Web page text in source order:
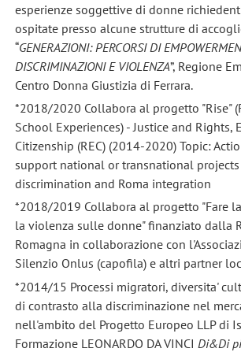
esperienze soggettive di donne
ospitate presso alcune strutture di
“GENERAZIONI: PERCORSI DI
DISCRIMINAZIONI E VIOLENZA”, Regione
Centro Donna Giustizia di Ferrara.
*2018/2020 Collabora al progetto "Rise"
School Experiences) - Justice and Rights,
Citizenship (REC) (2014-2020) Topic:
support national or transnational
discrimination and Roma integration
*2018/2019 Collabora al progetto "Fare
la violenza sulle donne" finanziato dalla
Romagna in collaborazione con
Silenzio Onlus (capofila) e altri partner
*2014/15 Processi migratori, diversita'
di contrasto alla discriminazione nel
nell'ambito del Progetto Europeo LLP di
Formazione LEONARDO DA VINCI Di&Di